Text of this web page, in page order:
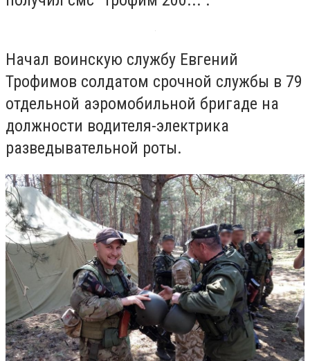
Начал воинскую службу Евгений
Трофимов солдатом срочной службы в 79
отдельной аэромобильной бригаде на
должности водителя-электрика
разведывательной роты.